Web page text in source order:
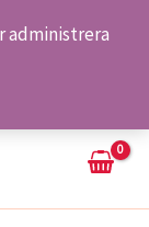
administrera